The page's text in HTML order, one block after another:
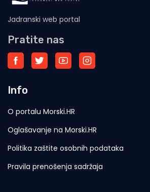
Jadranski web portal
Pratite nas
Info
O portalu Morski.HR
Oglašavanje na Morski.HR
Politika zaštite osobnih podataka
Pravila prenošenja sadržaja